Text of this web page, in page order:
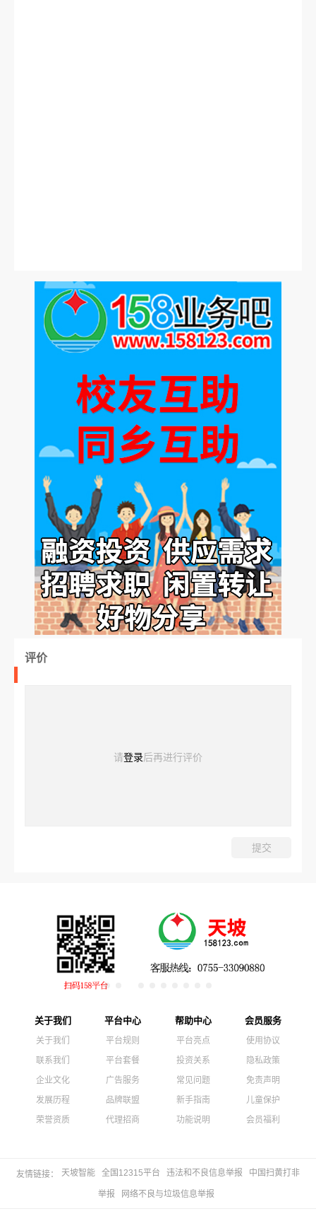
评价
请登录后再进行评价
关于我们
关于我们
联系我们
企业文化
发展历程
荣誉资质
平台中心
平台规则
平台套餐
广告服务
品牌联盟
代理招商
帮助中心
平台亮点
投资关系
常见问题
新手指南
功能说明
会员服务
使用协议
隐私政策
免责声明
儿童保护
会员福利
友情链接： 天坡智能 全国12315平台 违法和不良信息举报 中国扫黄打非
举报 网络不良与垃圾信息举报